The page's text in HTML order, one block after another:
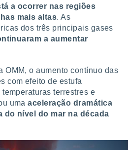
a ocorrer nas regiões
mais altas. As
dos três principais gases
a aumentar
OMM, o aumento contínuo das
com efeito de estufa
terrestres e
umaaceleração dramática
do nível do mar na década